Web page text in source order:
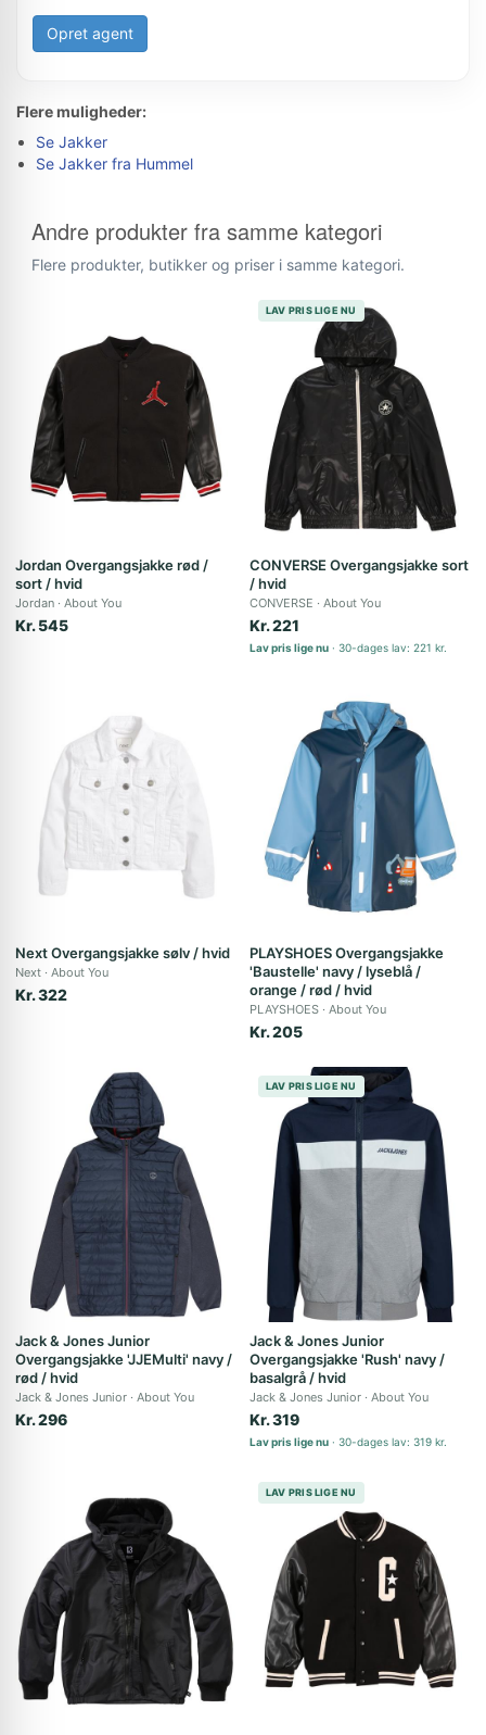
Opret agent
Flere muligheder:
Se Jakker
Se Jakker fra Hummel
Andre produkter fra samme kategori
Flere produkter, butikker og priser i samme kategori.
Jordan Overgangsjakke rød /
sort / hvid
Jordan About You
Kr. 545
LAV PRIS LIGE NU
CONVERSE Overgangsjakke sort
/ hvid
CONVERSE About You
Kr. 221
Lav pris lige nu 30-dages lav: 221 kr.
Next Overgangsjakke sølv / hvid
Next About You
Kr. 322
PLAYSHOES Overgangsjakke
'Baustelle' navy / lyseblå /
orange / rød / hvid
PLAYSHOES About You
Kr. 205
Jack & Jones Junior
Overgangsjakke 'JJEMulti' navy /
rød / hvid
Jack & Jones Junior About You
Kr. 296
LAV PRIS LIGE NU
Jack & Jones Junior
Overgangsjakke 'Rush' navy /
basalgrå / hvid
Jack & Jones Junior About You
Kr. 319
Lav pris lige nu 30-dages lav: 319 kr.
LAV PRIS LIGE NU